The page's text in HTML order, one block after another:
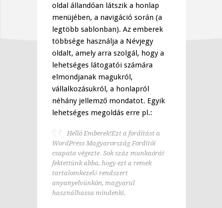
oldal állandóan látszik a honlap
menüjében, a navigáció során (a
legtöbb sablonban). Az emberek
többsége használja a Névjegy
oldalt, amely arra szolgál, hogy a
lehetséges látogatói számára
elmondjanak magukról,
vállalkozásukról, a honlapról
néhány jellemző mondatot. Egyik
lehetséges megoldás erre pl.:
Helló Emberek!Ezt a fordítást a
WordPress Magyarország Fordítói
csapata végezte. Sok száz munkaórát
fektettünk abba, hogy ezt a remek
tartalomkezelő rendszert
anyanyelvünkön, magyarul
használhassa mindenki.